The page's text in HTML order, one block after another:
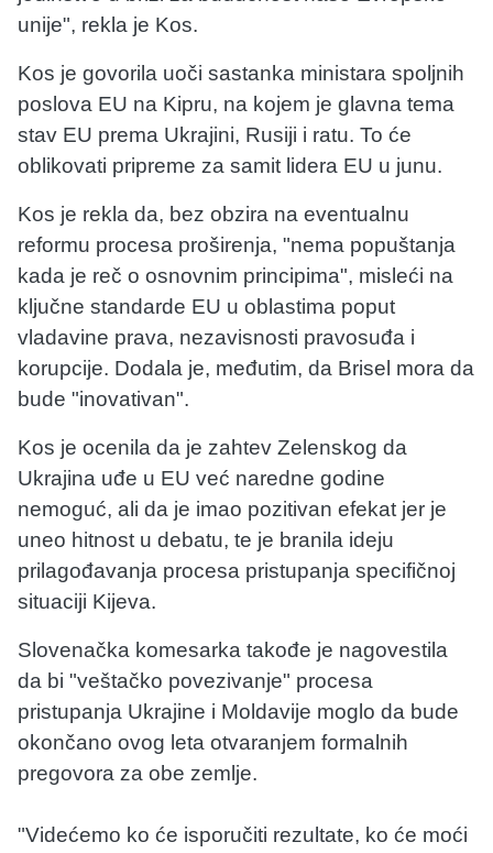
unije", rekla je Kos.
Kos je govorila uoči sastanka ministara spoljnih
poslova EU na Kipru, na kojem je glavna tema
stav EU prema Ukrajini, Rusiji i ratu. To će
oblikovati pripreme za samit lidera EU u junu.
Kos je rekla da, bez obzira na eventualnu
reformu procesa proširenja, "nema popuštanja
kada je reč o osnovnim principima", misleći na
ključne standarde EU u oblastima poput
vladavine prava, nezavisnosti pravosuđa i
korupcije. Dodala je, međutim, da Brisel mora da
bude "inovativan".
Kos je ocenila da je zahtev Zelenskog da
Ukrajina uđe u EU već naredne godine
nemoguć, ali da je imao pozitivan efekat jer je
uneo hitnost u debatu, te je branila ideju
prilagođavanja procesa pristupanja specifičnoj
situaciji Kijeva.
Slovenačka komesarka takođe je nagovestila
da bi "veštačko povezivanje" procesa
pristupanja Ukrajine i Moldavije moglo da bude
okončano ovog leta otvaranjem formalnih
pregovora za obe zemlje.
"Videćemo ko će isporučiti rezultate, ko će moći